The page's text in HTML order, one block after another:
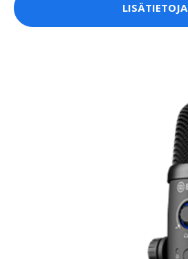
LISÄTIETOJA